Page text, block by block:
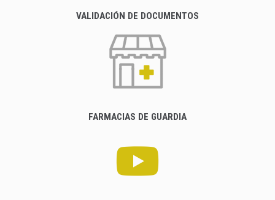
VALIDACIÓN DE DOCUMENTOS
FARMACIAS DE GUARDIA